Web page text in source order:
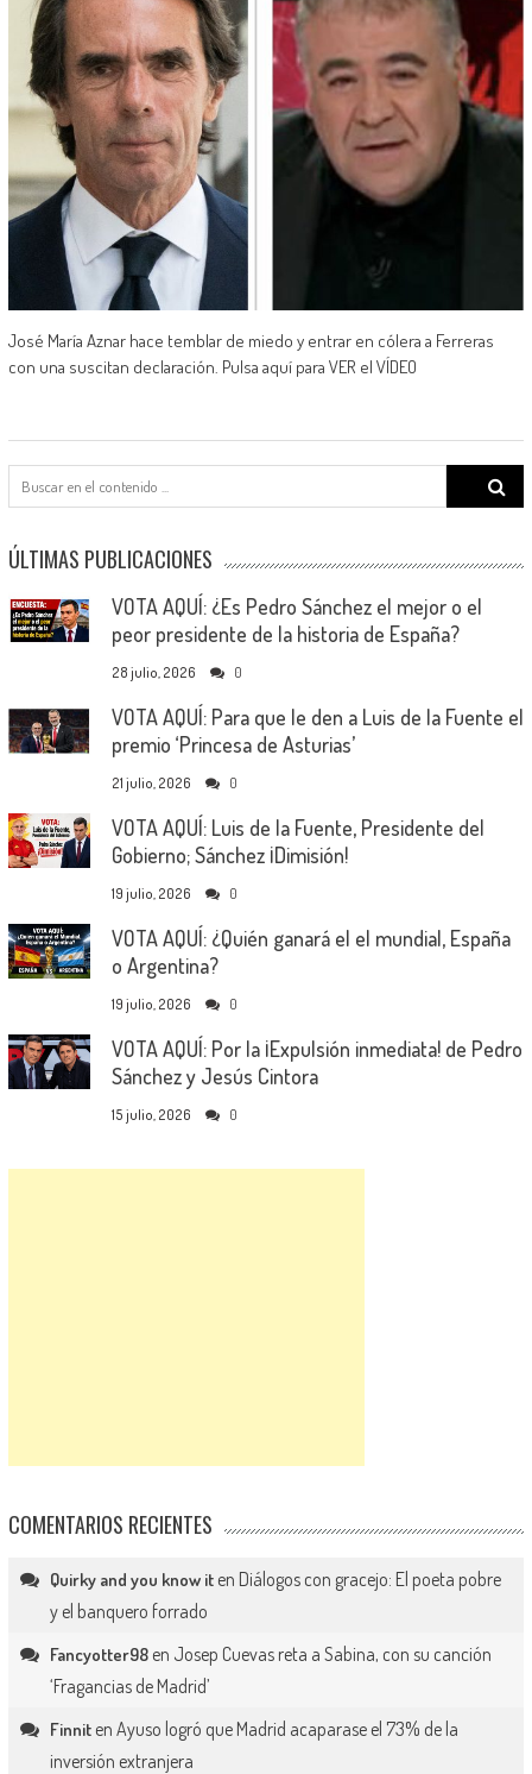
José María Aznar hace temblar de miedo y entrar en cólera a Ferreras
con una suscitan declaración. Pulsa aquí para VER el VÍDEO
Search
ÚLTIMAS PUBLICACIONES
VOTA AQUÍ: ¿Es Pedro Sánchez el mejor o el
peor presidente de la historia de España?
28 julio, 2026 0
VOTA AQUÍ: Para que le den a Luis de la Fuente el
premio ‘Princesa de Asturias’
21 julio, 2026 0
VOTA AQUÍ: Luis de la Fuente, Presidente del
Gobierno; Sánchez ¡Dimisión!
19 julio, 2026 0
VOTA AQUÍ: ¿Quién ganará el el mundial, España
o Argentina?
19 julio, 2026 0
VOTA AQUÍ: Por la ¡Expulsión inmediata! de Pedro
Sánchez y Jesús Cintora
15 julio, 2026 0
COMENTARIOS RECIENTES
Quirky and you know iten Diálogos con gracejo: El poeta pobre
y el banquero forrado
Fancyotter98en Josep Cuevas reta a Sabina, con su canción
‘Fragancias de Madrid’
Finniten Ayuso logró que Madrid acaparase el 73% de la
inversión extranjera